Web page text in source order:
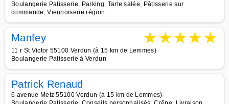
Boulangerie Patisserie, Parking, Tarte salée, Pâtisserie sur
commande, Viennoiserie région
Manfey ★★★★★
11 r St Victor 55100 Verdun (à 15 km de Lemmes)
Boulangerie Patisserie à Verdun
Patrick Renaud
6 avenue Metz 55100 Verdun (à 15 km de Lemmes)